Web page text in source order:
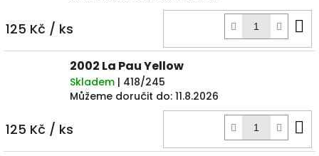
125 Kč / ks
2002 La Pau Yellow
Skladem | 418/245
Můžeme doručit do: 11.8.2026
125 Kč / ks